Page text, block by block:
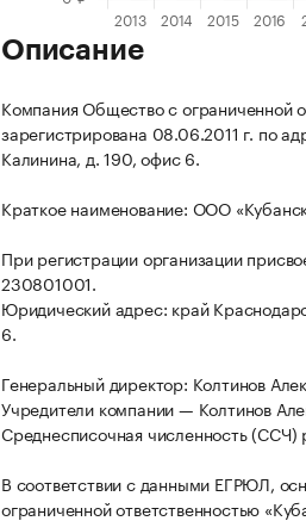
Описание
Компания Общество с ограниченной
зарегистрирована 08.06.2011 г. по
Калинина, д. 190, офис 6.
Краткое наименование: ООО
При регистрации организации
230801001.
Юридический адрес: край
6.
Генеральный директор: Колтинов
Учредители компании — Колтинов
Среднесписочная численность (ССЧ)
В соответствии с данными ЕГРЮЛ,
ограниченной ответственностью